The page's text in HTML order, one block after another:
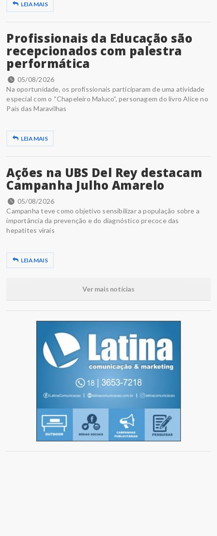
LEIA MAIS
Profissionais da Educação são
recepcionados com palestra
performática
05/08/2026
Na oportunidade, os profissionais participaram de uma atividade
especial com o “Chapeleiro Maluco”, personagem do livro Alice no
País das Maravilhas
LEIA MAIS
Ações na UBS Del Rey destacam
Campanha Julho Amarelo
05/08/2026
Campanha teve como objetivo sensibilizar a população sobre a
importância da prevenção e do diagnóstico precoce das
hepatites virais
LEIA MAIS
Ver mais notícias